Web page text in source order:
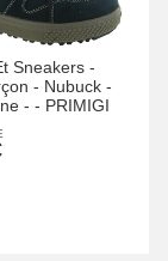
Sneakers -
- Nubuck -
- - PRIMIGI